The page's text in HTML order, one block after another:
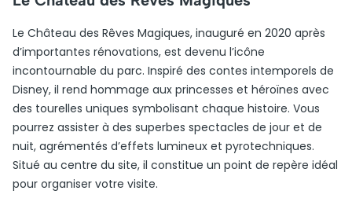
Le Château des Rêves Magiques, inauguré en 2020 après
d’importantes rénovations, est devenu l’icône
incontournable du parc. Inspiré des contes intemporels de
Disney, il rend hommage aux princesses et héroïnes avec
des tourelles uniques symbolisant chaque histoire. Vous
pourrez assister à des superbes spectacles de jour et de
nuit, agrémentés d’effets lumineux et pyrotechniques.
Situé au centre du site, il constitue un point de repère idéal
pour organiser votre visite.